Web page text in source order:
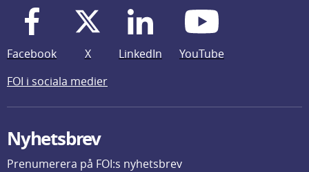
Facebook X LinkedIn
YouTube
FOI i sociala medier
Nyhetsbrev
Prenumerera på FOI:s nyhetsbrev